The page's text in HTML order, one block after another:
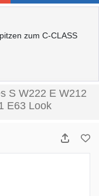
zum C-CLASS
S W222 E W212
E63 Look